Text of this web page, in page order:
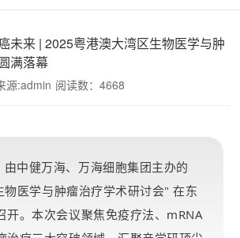
未来 | 2025粤港澳大湾区生物医学与肿
满落幕
源:admin 阅读数：4668
中健万海、 万海细胞集团主办的
物医学与肿瘤治疗学术研讨会" 在东
开。本次会议聚焦免疫疗法、mRNA